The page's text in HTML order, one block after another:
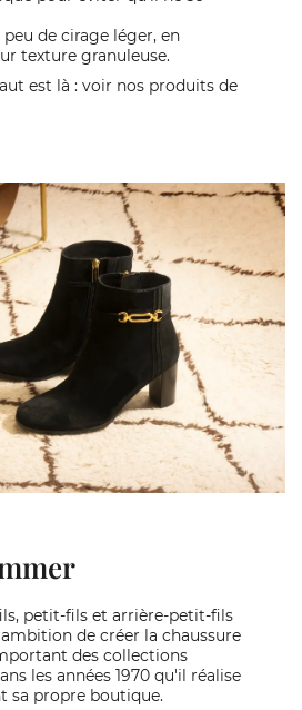
de cirage léger, en
texture granuleuse.
est là : voir nos produits de
petit-fils et arrière-petit-fils
de créer la chaussure
des collections
les années 1970 qu'il réalise
sa propre boutique.